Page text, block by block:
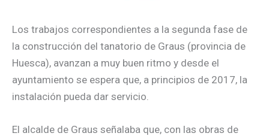
Los trabajos correspondientes a la segunda fase de
la construcción del tanatorio de Graus (provincia de
Huesca), avanzan a muy buen ritmo y desde el
ayuntamiento se espera que, a principios de 2017, la
instalación pueda dar servicio.
El alcalde de Graus señalaba que, con las obras de